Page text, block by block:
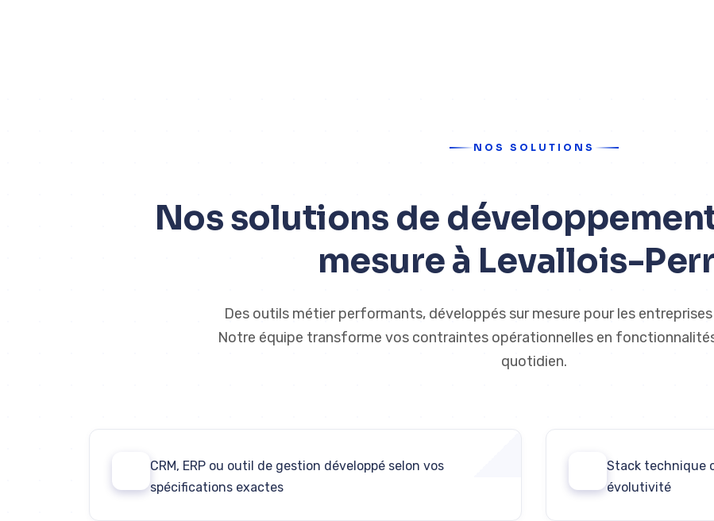
NOS SOLUTIONS
Nos solutions de
mesure à Levallois-
Des outils métier performants, développés sur mesure pour les
Notre équipe transforme vos contraintes opérationnelles en
quotidien.
CRM, ERP ou outil de gestion développé selon vos
spécifications exactes
Stack technique
évolutivité